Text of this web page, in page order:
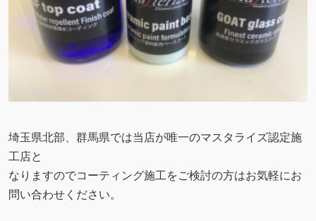
埼玉県北部、群馬県では当店が唯一のマスタライズ認定施
工店と
なりますのでコーティング施工をご検討の方はお気軽にお
問い合わせください。